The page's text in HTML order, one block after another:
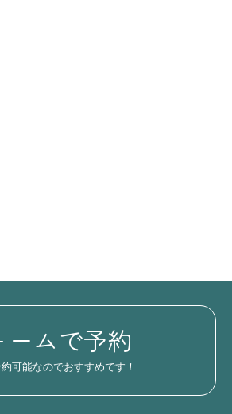
ームで予約
可能なのでおすすめです！